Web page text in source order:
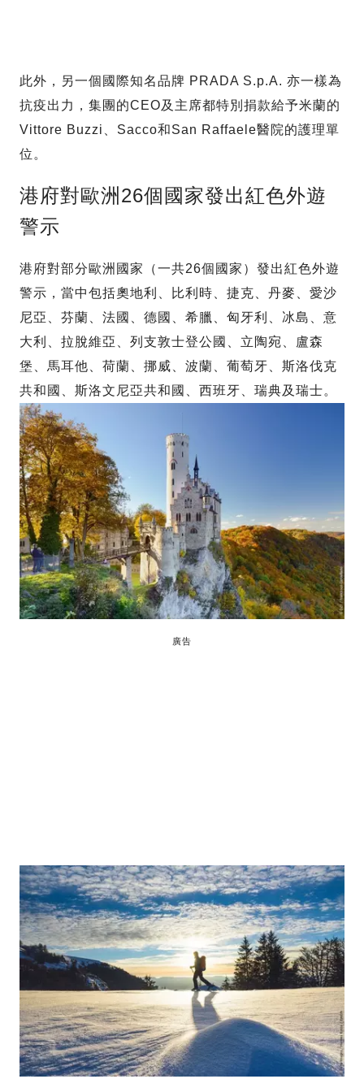
此外，另一個國際知名品牌 PRADA S.p.A. 亦一樣為
抗疫出力，集團的CEO及主席都特別捐款給予米蘭的
Vittore Buzzi、Sacco和San Raffaele醫院的護理單
位。
港府對歐洲26個國家發出紅色外遊
警示
港府對部分歐洲國家（一共26個國家）發出紅色外遊
警示，當中包括奧地利、比利時、捷克、丹麥、愛沙
尼亞、芬蘭、法國、德國、希臘、匈牙利、冰島、意
大利、拉脫維亞、列支敦士登公國、立陶宛、盧森
堡、馬耳他、荷蘭、挪威、波蘭、葡萄牙、斯洛伐克
共和國、斯洛文尼亞共和國、西班牙、瑞典及瑞士。
廣告